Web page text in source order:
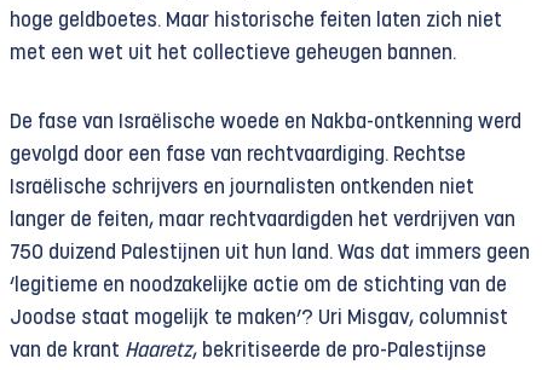
hoge geldboetes. Maar historische feiten laten zich niet
met een wet uit het collectieve geheugen bannen.
De fase van Israëlische woede en Nakba-ontkenning werd
gevolgd door een fase van rechtvaardiging. Rechtse
Israëlische schrijvers en journalisten ontkenden niet
langer de feiten, maar rechtvaardigden het verdrijven van
750 duizend Palestijnen uit hun land. Was dat immers geen
‘legitieme en noodzakelijke actie om de stichting van de
Joodse staat mogelijk te maken’? Uri Misgav, columnist
van de krant Haaretz, bekritiseerde de pro-Palestijnse